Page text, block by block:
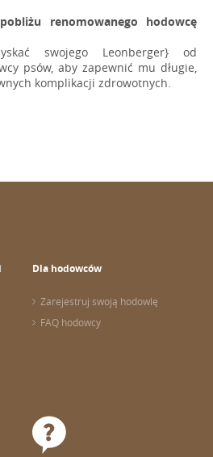
renomowanego hodowcę
swojego Leonberger} od
psów, aby zapewnić mu długie,
komplikacji zdrowotnych.
Dla hodowców
Zarejestruj swoją hodowlę
FAQ hodowcy